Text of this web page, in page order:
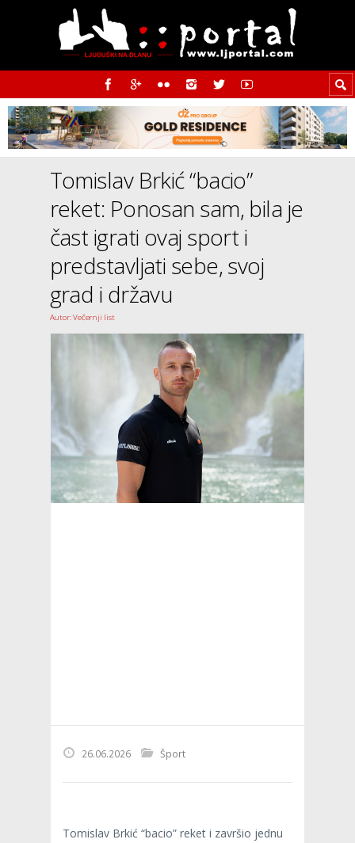
Tomislav Brkić “bacio”
reket: Ponosan sam, bila je
čast igrati ovaj sport i
predstavljati sebe, svoj
grad i državu
Autor: Večernji list
26.06.2026 Šport
Tomislav Brkić “bacio” reket i završio jednu